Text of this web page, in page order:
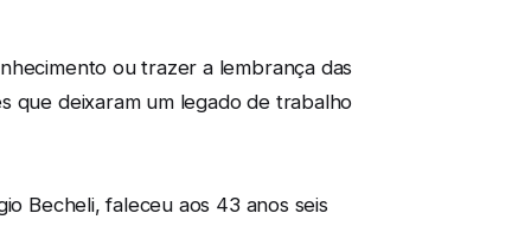
ou trazer a lembrança das
que deixaram um legado de trabalho
Becheli, faleceu aos 43 anos seis